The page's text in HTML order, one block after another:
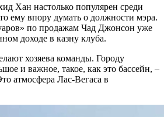
Хан настолько популярен среди
ему впору думать о должности мэра.
по продажам Чад Джонсон уже
доходе в казну клуба.
хозяева команды. Городу
и важное, такое, как это бассейн, –
атмосфера Лас-Вегаса в